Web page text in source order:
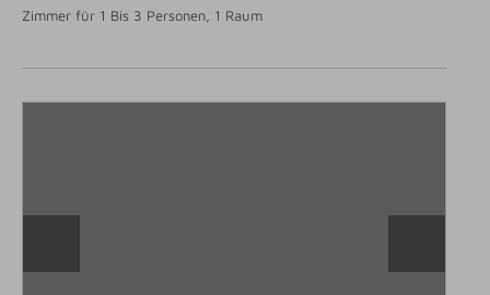
Zimmer für 1 Bis 3 Personen, 1 Raum